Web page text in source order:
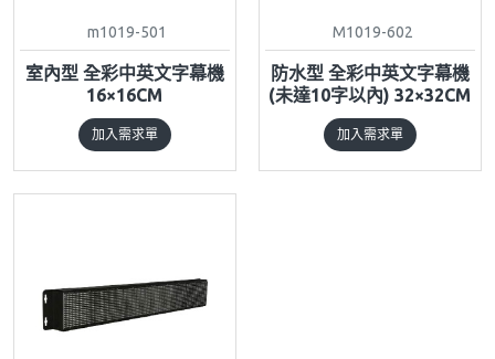
m1019-501
室內型 全彩中英文字幕機
16×16CM
加入需求單
M1019-602
防水型 全彩中英文字幕機
(未達10字以內) 32×32CM
加入需求單